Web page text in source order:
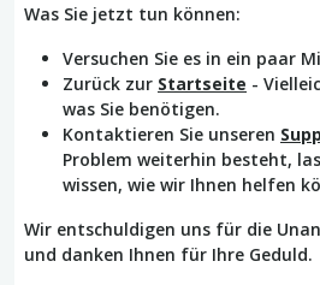
Was Sie jetzt tun können:
Versuchen Sie es in ein paar
Zurück zur Startseite -
was Sie benötigen.
Kontaktieren Sie unseren
Problem weiterhin besteht,
wissen, wie wir Ihnen helfen
Wir entschuldigen uns für die
und danken Ihnen für Ihre Geduld.